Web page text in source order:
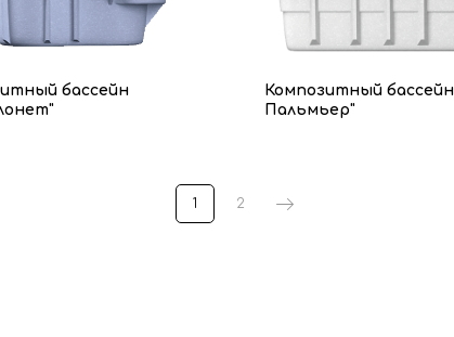
бассейн
Композитный
Пальмьер"
1 2